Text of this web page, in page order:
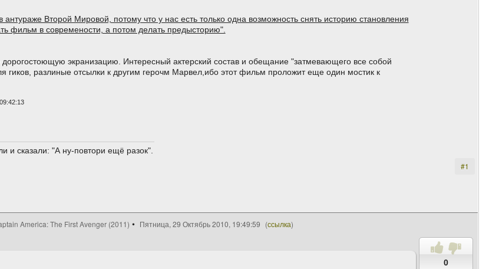
Второй Мировой, потому что у нас есть только одна возможность снять историю становления
фильм в современости, а потом делать предысторию".
экранизацию. Интересный актерский состав и обещание "затмевающего все собой
гиков, разлиные отсылки к другим герочм Марвел,ибо этот фильм проложит еще один мостик к
и сказали: "А ну-повтори ещё разок".
#1
America: The First Avenger (2011) Пятница, 29 Октябрь 2010, 19:49:59 (ссылка)
0